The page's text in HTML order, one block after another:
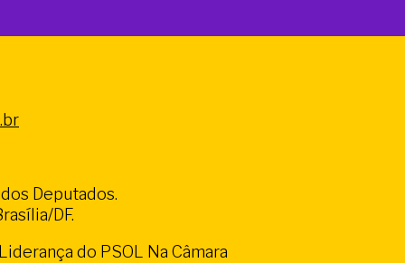
Deputados.
DF.
do PSOL Na Câmara